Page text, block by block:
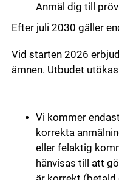
Anmäl dig till
Efter juli 2030 gäller
Vid starten 2026
ämnen. Utbudet
Vi kommer
korrekta
eller felaktig
hänvisas till att